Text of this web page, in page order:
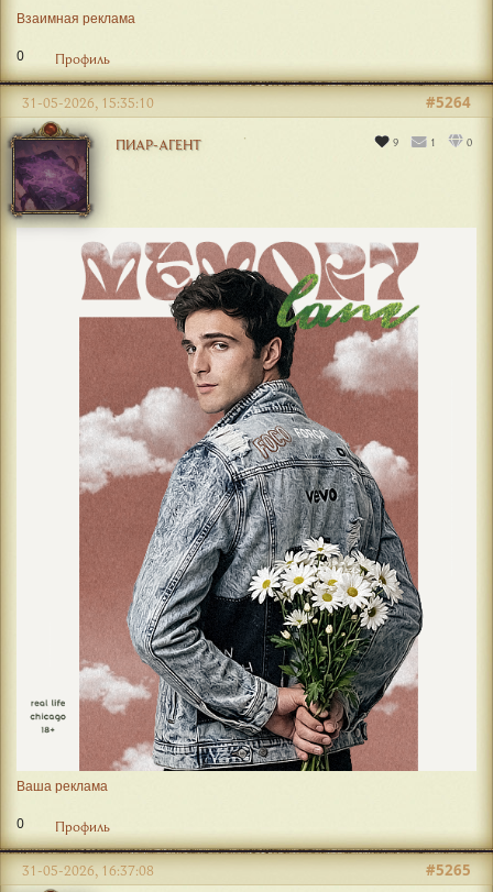
Взаимная реклама
0 Профиль
ПИАР-АГЕНТ 9 1 0
#5264
31-05-2026, 15:35:10
Ваша реклама
0 Профиль
#5265
31-05-2026, 16:37:08